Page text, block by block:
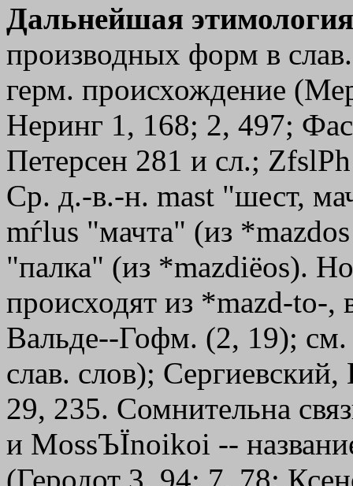
Дальнейшая
производных форм в
герм. происхождение
Неринг 1, 168; 2, 497;
Петерсен 281 и сл.;
Ср. д.-в.-н. mast "шест,
mѓlus "мачта" (из
"палка" (из *mazdiёos).
происходят из *mazd-to-
Вальде--Гофм. (2, 19);
слав. слов);
29, 235. Сомнительна
и MossЪЇnoikoi --
(Геродот 3, 94; 7, 78;